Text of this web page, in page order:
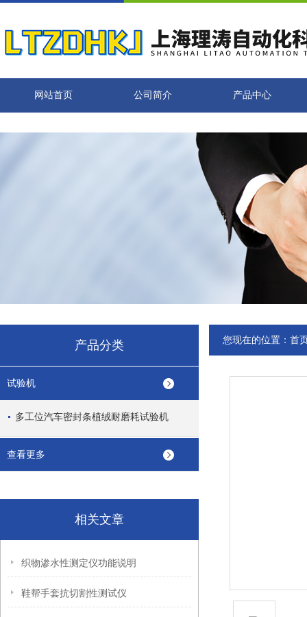
网站首页 公司简介 产品中心
产品分类
试验机
多工位汽车密封条植绒耐磨耗试验机
查看更多
相关文章
织物渗水性测定仪功能说明
鞋帮手套抗切割性测试仪
您现在的位置： 首